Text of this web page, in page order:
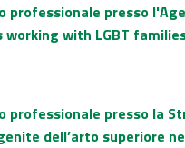
presso
with LGBT
presso la
dell’arto superiore